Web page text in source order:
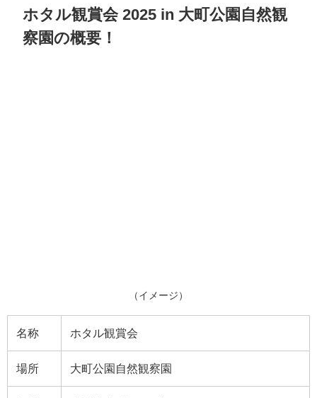
ホタル観賞会 2025 in 大町公園自然観
察園の概要！
（イメージ）
名称 ホタル観賞会
場所 大町公園自然観察園